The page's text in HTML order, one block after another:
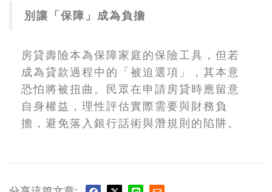
別讓「保障」成為負擔
房貸壽險本為保障家庭的保險工具，但若
成為貸款過程中的「被迫選項」，其本意
恐怕將被扭曲。民眾在申請房貸時應留意
自身權益，理性評估實際需要與財務負
擔，避免落入銀行話術與潛規則的陷阱。